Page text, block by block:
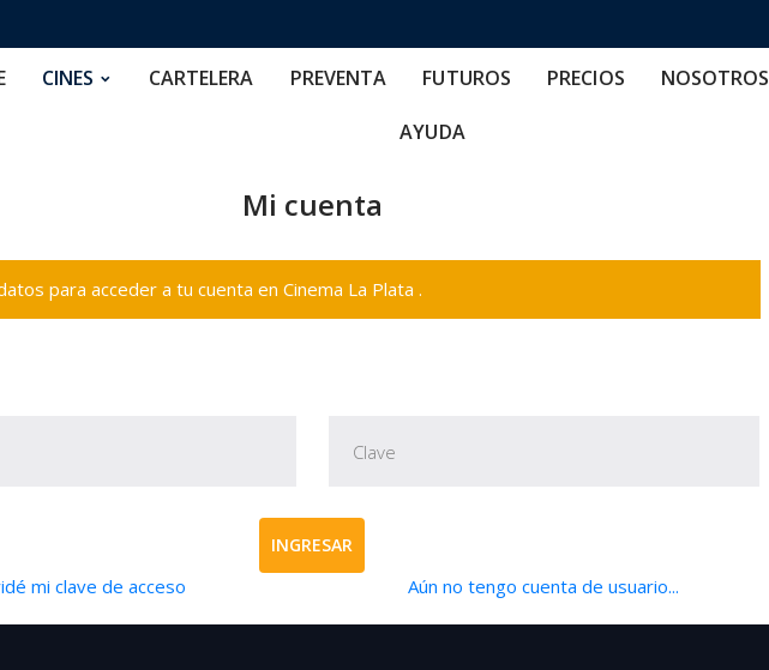
CINES CARTELERA PREVENTA FUTUROS PRECIOS NOSOTROS
AYUDA
Mi cuenta
para acceder a tu cuenta en Cinema La Plata .
INGRESAR
mi clave de acceso Aún no tengo cuenta de usuario...